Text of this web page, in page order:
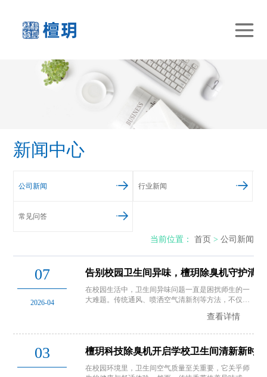
新闻中心
公司新闻 行业新闻
常见问答
当前位置： 首页 > 公司新闻
07
2026-04
告别校园卫生间异味，檀玥除臭机守护清
在校园生活中，卫生间异味问题一直是困扰师生的一
大难题。传统通风、喷洒空气清新剂等方法，不仅效
么，有没有一种真正有效、安全且智能的解决方案
查看详情
03 檀玥科技除臭机开启学校卫生间清新新时代
在校园环境里，卫生间空气质量至关重要，它关乎师